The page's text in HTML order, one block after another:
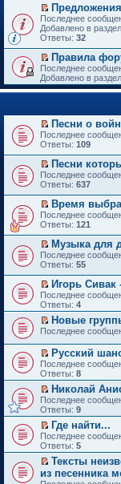
П
е
р
й
т
и
к
п
в
о
м
у
н
е
п
р
о
ч
и
т
а
н
н
о
м
у
с
о
о
б
щ
е
н
и
ю
Последнее
Добавлено в
Ответы: 32
П
е
р
е
т
и
к
п
р
в
о
м
у
н
е
п
р
о
ч
и
т
а
н
н
о
м
у
с
о
о
б
щ
е
н
и
ю
Правила
Последнее
Добавлено в
П
е
е
й
т
и
к
п
е
р
в
о
м
у
н
е
п
р
о
ч
и
т
а
н
н
о
м
у
с
о
о
б
щ
е
и
Песни о
Последнее
Ответы: 109
П
е
е
й
т
и
к
п
е
р
в
о
м
у
н
е
п
р
о
ч
и
т
а
н
н
о
м
у
с
о
о
б
Песни
Последнее
Ответы: 637
П
е
е
й
т
и
к
п
е
р
в
о
м
у
н
е
п
р
о
ч
и
т
а
н
н
м
у
Время
Последнее
Ответы: 121
П
е
е
й
т
и
п
р
в
о
м
у
н
е
п
р
о
ч
и
а
Музыка для
Последнее
Ответы: 55
П
е
р
е
й
и
к
п
е
р
в
о
м
у
н
е
п
о
Игорь Сивак
Последнее
Ответы: 4
П
р
е
й
т
и
к
п
е
р
в
о
м
н
е
Новые
Последнее
П
е
р
е
й
т
и
к
п
е
р
о
Русский
Последнее
Ответы: 8
П
е
р
й
т
и
п
Николай
Последнее
Ответы: 9
П
е
р
й
т
Где найти...
Последнее
Ответы: 5
П
е
Тексты
из песенника